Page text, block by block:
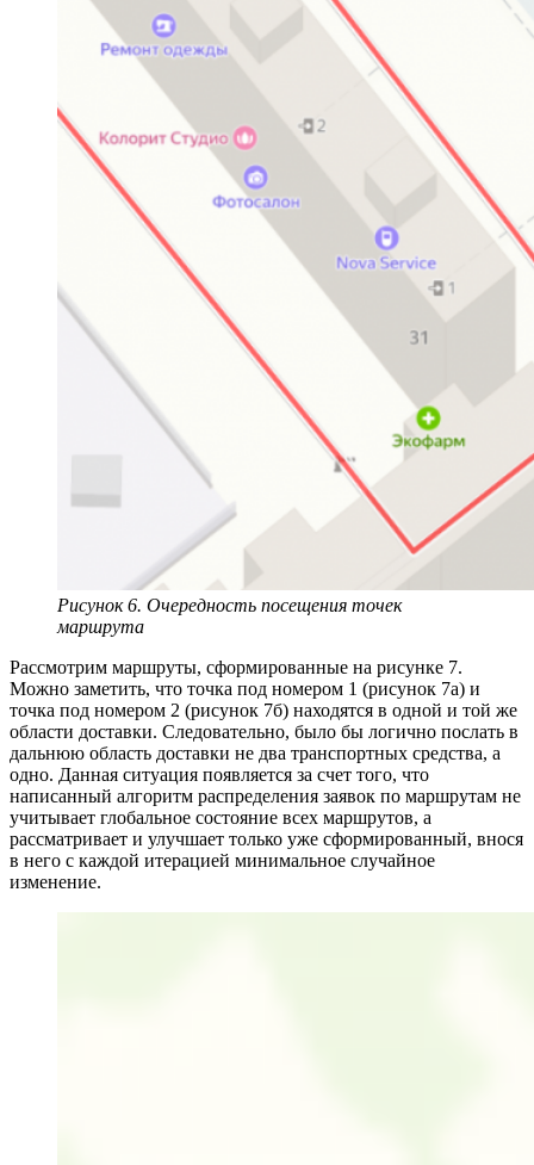
Рисунок 6. Очередность посещения точек
маршрута
Рассмотрим маршруты, сформированные на рисунке 7.
Можно заметить, что точка под номером 1 (рисунок 7a) и
точка под номером 2 (рисунок 7б) находятся в одной и той же
области доставки. Следовательно, было бы логично послать в
дальнюю область доставки не два транспортных средства, а
одно. Данная ситуация появляется за счет того, что
написанный алгоритм распределения заявок по маршрутам не
учитывает глобальное состояние всех маршрутов, а
рассматривает и улучшает только уже сформированный, внося
в него с каждой итерацией минимальное случайное
изменение.